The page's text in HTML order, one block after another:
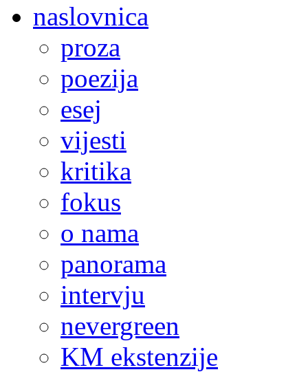
naslovnica
proza
poezija
esej
vijesti
kritika
fokus
o nama
panorama
intervju
nevergreen
KM ekstenzije